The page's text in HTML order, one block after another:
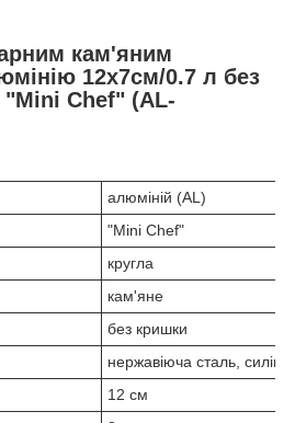
кам'яним
12х7см/0.7 л без
"Mini Chef" (AL-
алюміній (AL)
"Mini Chef"
кругла
кам'яне
без кришки
нержавіюча сталь,
12 см